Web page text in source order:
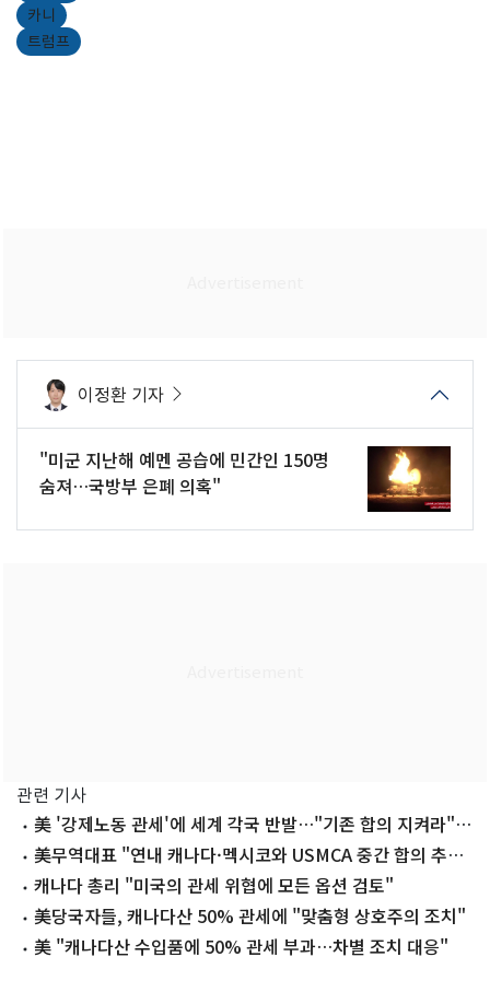
카니
트럼프
이정환 기자
"미군 지난해 예멘 공습에 민간인 150명
숨져…국방부 은폐 의혹"
관련 기사
美 '강제노동 관세'에 세계 각국 반발…"기존 합의 지켜라"
(종합)
美무역대표 "연내 캐나다·멕시코와 USMCA 중간 합의 추
진"캐나다 총리 "미국의 관세 위협에 모든 옵션 검토"
美당국자들, 캐나다산 50% 관세에 "맞춤형 상호주의 조치"
美 "캐나다산 수입품에 50% 관세 부과…차별 조치 대응"